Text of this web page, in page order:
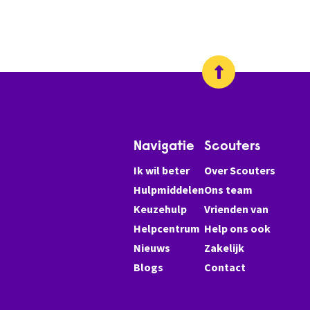
Navigatie
Ik wil beter
Hulpmiddelen
Keuzehulp
Helpcentrum
Nieuws
Blogs
Scouters
Over Scouters
Ons team
Vrienden van
Help ons ook
Zakelijk
Contact